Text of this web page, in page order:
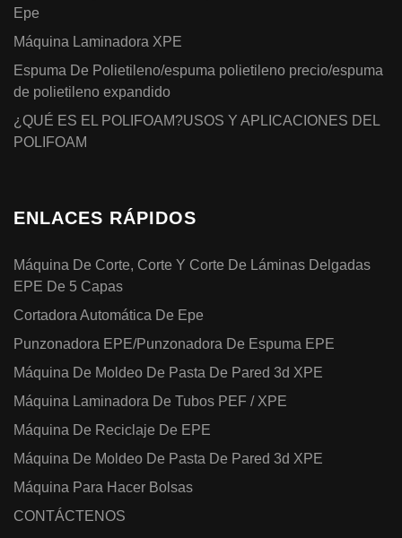
Epe
Máquina Laminadora XPE
Espuma De Polietileno/espuma polietileno precio/espuma
de polietileno expandido
¿QUÉ ES EL POLIFOAM?USOS Y APLICACIONES DEL
POLIFOAM
ENLACES RÁPIDOS
Máquina De Corte, Corte Y Corte De Láminas Delgadas
EPE De 5 Capas
Cortadora Automática De Epe
Punzonadora EPE/Punzonadora De Espuma EPE
Máquina De Moldeo De Pasta De Pared 3d XPE
Máquina Laminadora De Tubos PEF / XPE
Máquina De Reciclaje De EPE
Máquina De Moldeo De Pasta De Pared 3d XPE
Máquina Para Hacer Bolsas
CONTÁCTENOS